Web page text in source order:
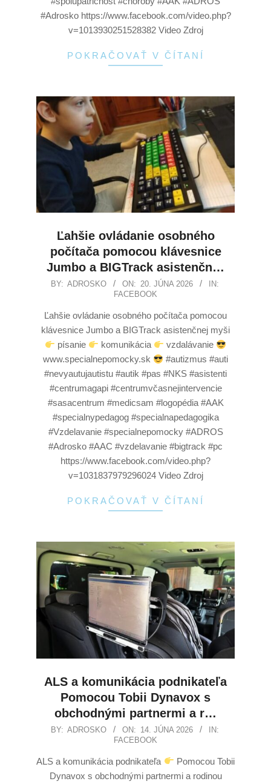
#Adrosko https://www.facebook.com/video.php?
v=1013930251528382 Video Zdroj
POKRAČOVAŤ V ČÍTANÍ
Ľahšie ovládanie osobného
počítača pomocou klávesnice
Jumbo a BIGTrack asistenčn…
BY: ADROSKO ON: 20. JÚNA 2026
IN:
FACEBOOK
Ľahšie ovládanie osobného počítača pomocou
klávesnice Jumbo a BIGTrack asistenčnej myši
písanie
komunikácia
vzdalávanie
www.specialnepomocky.sk
#autizmus #auti
#nevyautujautistu #autik #pas #NKS #asistenti
#centrumagapi #centrumvčasnejintervencie
#sasacentrum #medicsam #logopédia #AAK
#specialnypedagog #specialnapedagogika
#Vzdelavanie #specialnepomocky #ADROS
#Adrosko #AAC #vzdelavanie #bigtrack #pc
https://www.facebook.com/video.php?
v=1031837979296024 Video Zdroj
POKRAČOVAŤ V ČÍTANÍ
ALS a komunikácia podnikateľa
Pomocou Tobii Dynavox s
obchodnými partnermi a r…
BY: ADROSKO ON: 14. JÚNA 2026
IN:
FACEBOOK
ALS a komunikácia podnikateľa
Pomocou Tobii
Dynavox s obchodnými partnermi a rodinou